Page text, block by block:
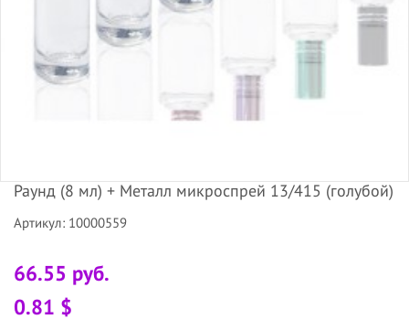
Раунд (8 мл) + Металл микроспрей 13/415 (голубой)
Артикул: 10000559
66.55 руб.
0.81 $